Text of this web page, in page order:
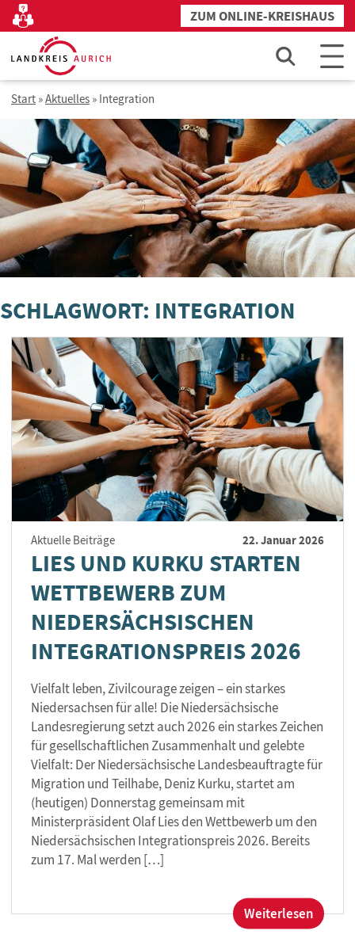
Zum
Inhalt
springen
Kontakt ZUM ONLINE-KREISHAUS
Start »Aktuelles » Integration
SCHLAGWORT: INTEGRATION
Aktuelle Beiträge 22. Januar 2026
LIES UND KURKU STARTEN
WETTBEWERB ZUM
NIEDERSÄCHSISCHEN
INTEGRATIONSPREIS 2026
Vielfalt leben, Zivilcourage zeigen – ein starkes
Niedersachsen für alle! Die Niedersächsische
Landesregierung setzt auch 2026 ein starkes Zeichen
für gesellschaftlichen Zusammenhalt und gelebte
Vielfalt: Der Niedersächsische Landesbeauftragte für
Migration und Teilhabe, Deniz Kurku, startet am
(heutigen) Donnerstag gemeinsam mit
Ministerpräsident Olaf Lies den Wettbewerb um den
Niedersächsischen Integrationspreis 2026. Bereits
zum 17. Mal werden […]
Weiterlesen:
Lies